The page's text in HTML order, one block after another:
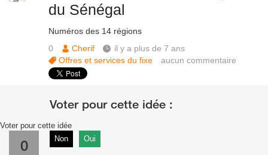
du Sénégal
Numéros des 14 régions
0
Cherif
il y a plus de 7 ans
Offres et services du fixe
aucun commentaire
Voter pour cette idée
0 Non Oui